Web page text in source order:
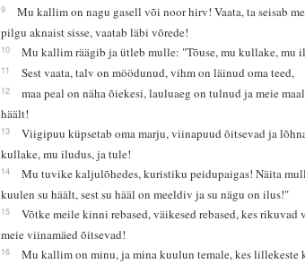
9
Mu kallim on nagu gasell või noor hirv! Vaata, ta seisab
pilgu aknaist sisse, vaatab läbi võrede!
10 Mu kallim räägib ja ütleb mulle: "Tõuse, mu kullake, mu
11 Sest vaata, talv on möödunud, vihm on läinud oma teed,
12
maa peal on näha õiekesi, lauluaeg on tulnud ja meie
häält!
13
Viigipuu küpsetab oma marju, viinapuud õitsevad ja
kullake, mu iludus, ja tule!
14
Mu tuvike kaljulõhedes, kuristiku peidupaigas! Näita
kuulen su häält, sest su hääl on meeldiv ja su nägu on ilus!"
15
Võtke meile kinni rebased, väikesed rebased, kes rikuvad
meie viinamäed õitsevad!
16 Mu kallim on minu, ja mina kuulun temale, kes lillekeste